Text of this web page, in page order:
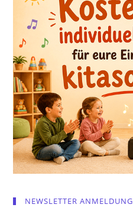
NEWSLETTER ANMELDUNG